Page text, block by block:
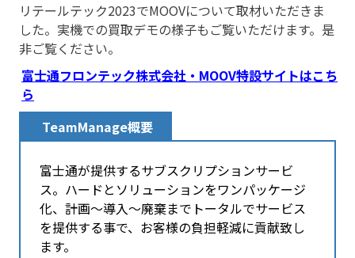
リテールテック2023でMOOVについて取材いただきま
した。実機での買取デモの様子もご覧いただけます。是
非ご覧ください。
富士通フロンテック株式会社・MOOV特設サイトはこち
ら
TeamManage概要
富士通が提供するサブスクリプションサービ
ス。ハードとソリューションをワンパッケージ
化、計画～導入～廃棄までトータルでサービス
を提供する事で、お客様の負担軽減に貢献致し
ます。